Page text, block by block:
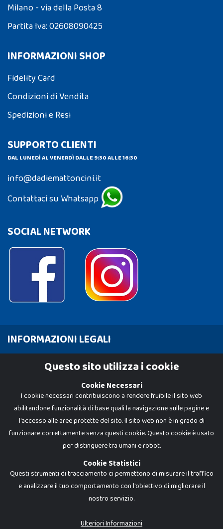
Milano - via della Posta 8
Partita Iva: 02608090425
INFORMAZIONI SHOP
Fidelity Card
Condizioni di Vendita
Spedizioni e Resi
SUPPORTO CLIENTI
DAL LUNEDÌ AL VENERDÌ DALLE 9:30 ALLE 16:30
info@dadiemattoncini.it
Contattaci su Whatsapp
SOCIAL NETWORK
INFORMAZIONI LEGALI
Cookie Policy
Dadi e Mattoncini è un brand di Giocabene Srl. Ogni riproduzione o utilizzo non
I prezzi e le promozioni pubblicate potrebbero differire da quanto esposto in
Questo sito utilizza i cookie
Cookie Necessari
I cookie necessari contribuiscono a rendere fruibile il sito web
abilitandone funzionalità di base quali la navigazione sulle pagine e
l'accesso alle aree protette del sito. Il sito web non è in grado di
funzionare correttamente senza questi cookie. Questo cookie è usato
per distinguere tra umani e robot.
Cookie Statistici
Questi strumenti di tracciamento ci permettono di misurare il traffico
e analizzare il tuo comportamento con l'obiettivo di migliorare il
nostro servizio.
Ulteriori Informazioni